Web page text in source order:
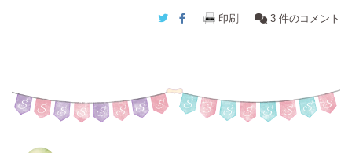
Twitter
Facebook
印刷 3 件のコメント